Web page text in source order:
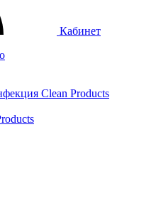
Кабинет
Clean Products